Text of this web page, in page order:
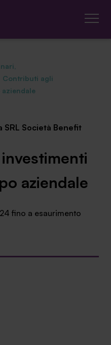
Contributi agli
SRL Società Benefit
aziendale
fino a esaurimento